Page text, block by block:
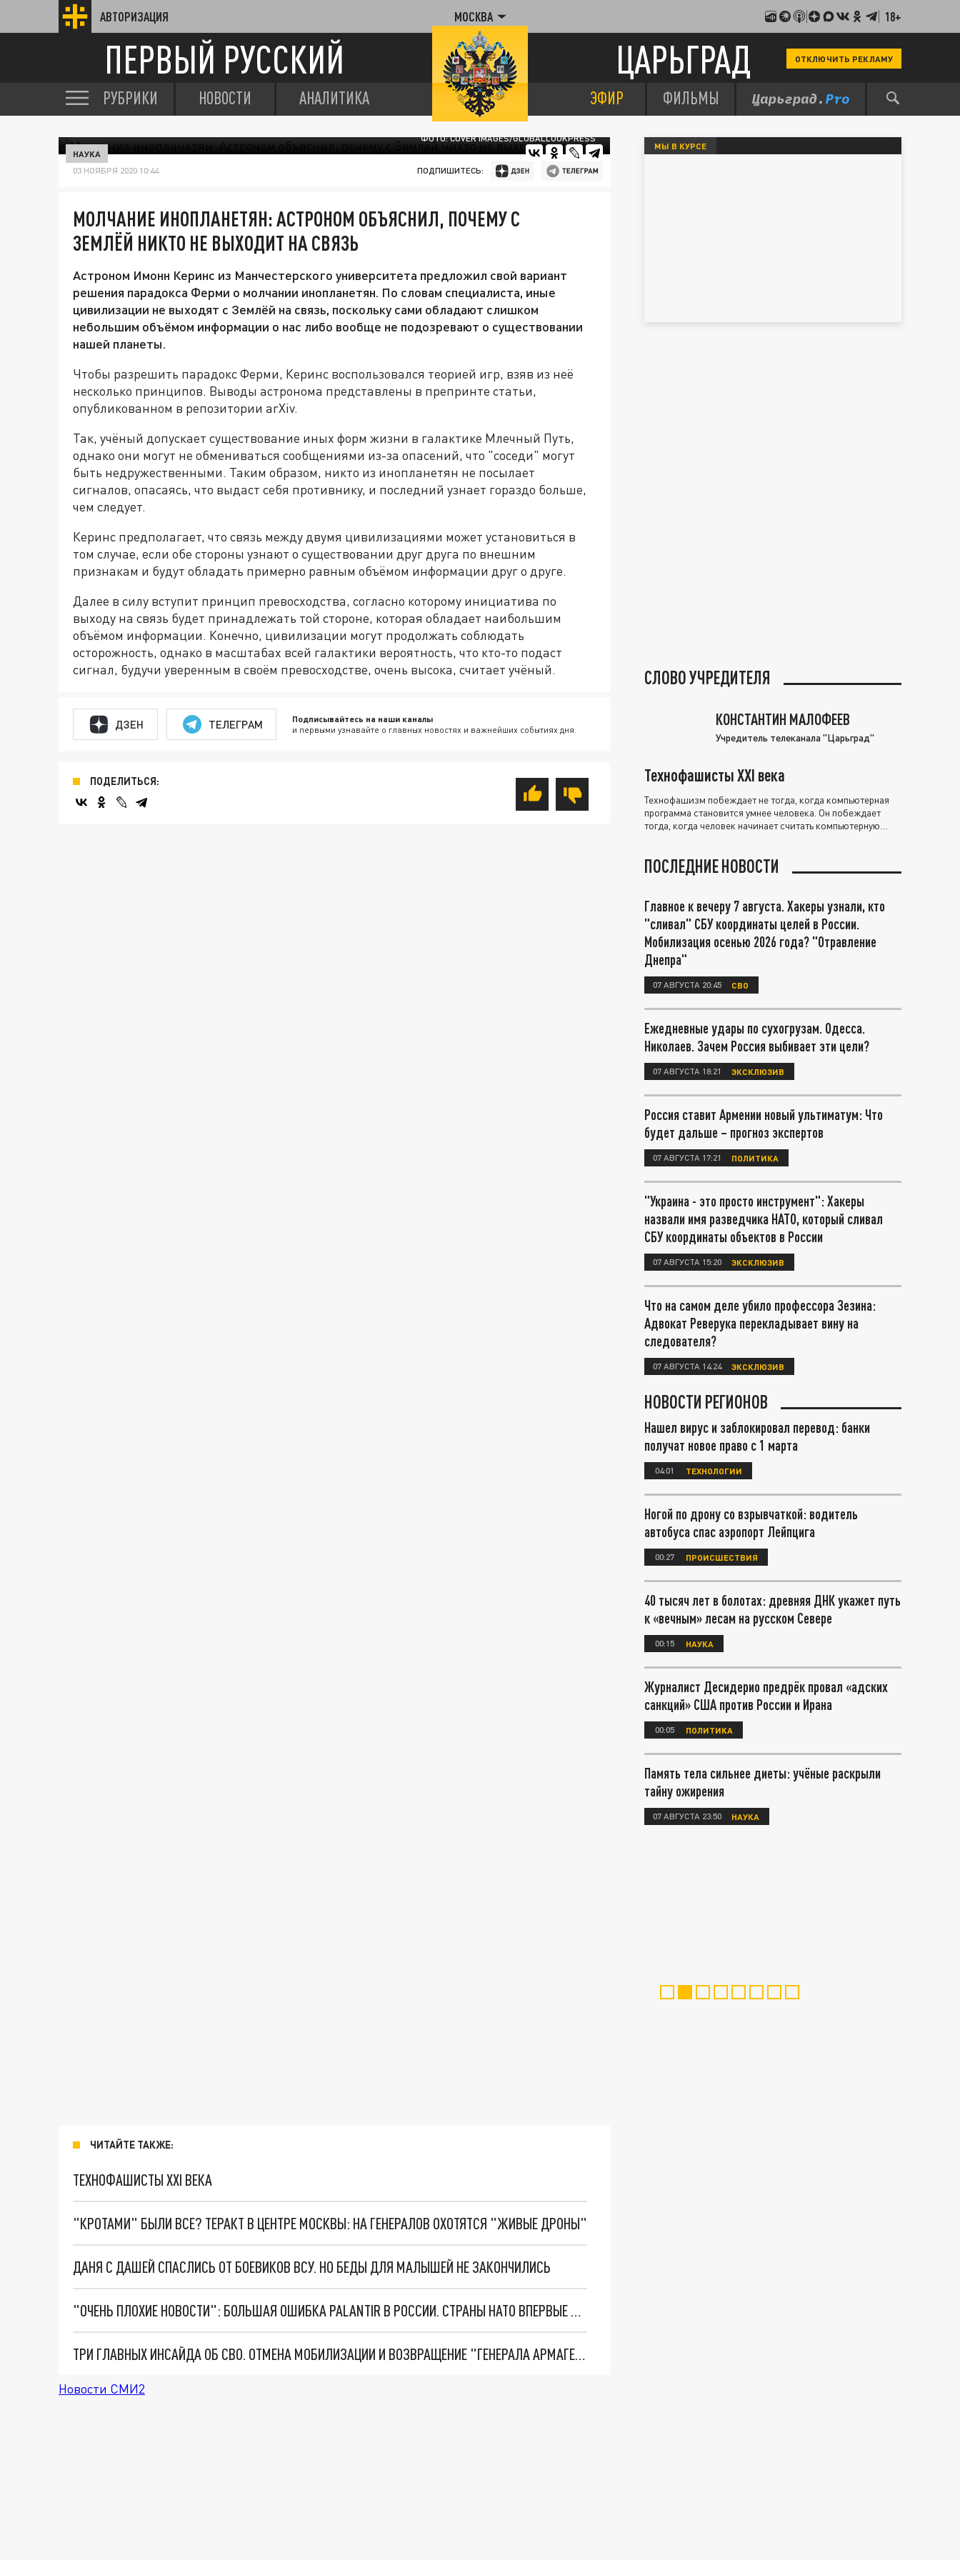
АВТОРИЗАЦИЯ МОСКВА 18+
ПЕРВЫЙ РУССКИЙ ЦАРЬГРАД ОТКЛЮЧИТЬ РЕКЛАМУ
РУБРИКИ НОВОСТИ АНАЛИТИКА ЭФИР ФИЛЬМЫ
ФОТО: COVER IMAGES/GLOBALLOOKPRESS
НАУКА
03 НОЯБРЯ 2020 10:44 ПОДПИШИТЕСЬ:
МОЛЧАНИЕ ИНОПЛАНЕТЯН: АСТРОНОМ ОБЪЯСНИЛ, ПОЧЕМУ С
ЗЕМЛЁЙ НИКТО НЕ ВЫХОДИТ НА СВЯЗЬ
Астроном Имонн Керинс из Манчестерского университета предложил свой вариант
решения парадокса Ферми о молчании инопланетян. По словам специалиста, иные
цивилизации не выходят с Землёй на связь, поскольку сами обладают слишком
небольшим объёмом информации о нас либо вообще не подозревают о существовании
нашей планеты.
Чтобы разрешить парадокс Ферми, Керинс воспользовался теорией игр, взяв из неё
несколько принципов. Выводы астронома представлены в препринте статьи,
опубликованном в репозитории arXiv.
Так, учёный допускает существование иных форм жизни в галактике Млечный Путь,
однако они могут не обмениваться сообщениями из-за опасений, что "соседи" могут
быть недружественными. Таким образом, никто из инопланетян не посылает
сигналов, опасаясь, что выдаст себя противнику, и последний узнает гораздо больше,
чем следует.
Керинс предполагает, что связь между двумя цивилизациями может установиться в
том случае, если обе стороны узнают о существовании друг друга по внешним
признакам и будут обладать примерно равным объёмом информации друг о друге.
Далее в силу вступит принцип превосходства, согласно которому инициатива по
выходу на связь будет принадлежать той стороне, которая обладает наибольшим
объёмом информации. Конечно, цивилизации могут продолжать соблюдать
осторожность, однако в масштабах всей галактики вероятность, что кто-то подаст
сигнал, будучи уверенным в своём превосходстве, очень высока, считает учёный.
ДЗЕН ТЕЛЕГРАМ Подписывайтесь на наши каналы
и первыми узнавайте о главных новостях и важнейших событиях дня.
ПОДЕЛИТЬСЯ:
ЧИТАЙТЕ ТАКЖЕ:
ТЕХНОФАШИСТЫ XXI ВЕКА
"КРОТАМИ" БЫЛИ ВСЕ? ТЕРАКТ В ЦЕНТРЕ МОСКВЫ: НА ГЕНЕРАЛОВ ОХОТЯТСЯ "ЖИВЫЕ ДРОНЫ"
ДАНЯ С ДАШЕЙ СПАСЛИСЬ ОТ БОЕВИКОВ ВСУ. НО БЕДЫ ДЛЯ МАЛЫШЕЙ НЕ ЗАКОНЧИЛИСЬ
"ОЧЕНЬ ПЛОХИЕ НОВОСТИ": БОЛЬШАЯ ОШИБКА PALANTIR В РОССИИ. СТРАНЫ НАТО ВПЕРВЫЕ ЗА СВО ОСТАНОВИЛИ ПОСТАВКИ ОРУЖИЯ. ВСУ ТЕРЯЮТ ПРИГРАНИЧЬЕ?
ТРИ ГЛАВНЫХ ИНСАЙДА ОБ СВО. ОТМЕНА МОБИЛИЗАЦИИ И ВОЗВРАЩЕНИЕ "ГЕНЕРАЛА АРМАГЕДДОНА"? ОТЛИЧНЫЕ НОВОСТИ, КОТОРЫЕ ЖДАЛИ ВСЕ
Новости СМИ2
МЫ В КУРСЕ
СЛОВО УЧРЕДИТЕЛЯ
КОНСТАНТИН МАЛОФЕЕВ
Учредитель телеканала "Царьград"
Технофашисты XXI века
Технофашизм побеждает не тогда, когда компьютерная
программа становится умнее человека. Он побеждает
тогда, когда человек начинает считать компьютерную
ПОСЛЕДНИЕ НОВОСТИ
Главное к вечеру 7 августа. Хакеры узнали, кто
"сливал" СБУ координаты целей в России.
Мобилизация осенью 2026 года? "Отравление
Днепра"
07 АВГУСТА 20:45 СВО
Ежедневные удары по сухогрузам. Одесса.
Николаев. Зачем Россия выбивает эти цели?
07 АВГУСТА 18:21 ЭКСКЛЮЗИВ
Россия ставит Армении новый ультиматум: Что
будет дальше – прогноз экспертов
07 АВГУСТА 17:21 ПОЛИТИКА
"Украина - это просто инструмент": Хакеры
назвали имя разведчика НАТО, который сливал
СБУ координаты объектов в России
07 АВГУСТА 15:20 ЭКСКЛЮЗИВ
Что на самом деле убило профессора Зезина:
Адвокат Реверука перекладывает вину на
следователя?
07 АВГУСТА 14:24 ЭКСКЛЮЗИВ
НОВОСТИ РЕГИОНОВ
Нашел вирус и заблокировал перевод: банки
получат новое право с 1 марта
04:01 ТЕХНОЛОГИИ
Ногой по дрону со взрывчаткой: водитель
автобуса спас аэропорт Лейпцига
00:27 ПРОИСШЕСТВИЯ
40 тысяч лет в болотах: древняя ДНК укажет путь
к «вечным» лесам на русском Севере
00:15 НАУКА
Журналист Десидерио предрёк провал «адских
санкций» США против России и Ирана
00:05 ПОЛИТИКА
Память тела сильнее диеты: учёные раскрыли
тайну ожирения
07 АВГУСТА 23:50 НАУКА